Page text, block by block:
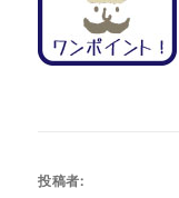
投稿者: